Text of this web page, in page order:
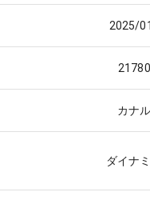
2025/
21780
カナ
ダイナ